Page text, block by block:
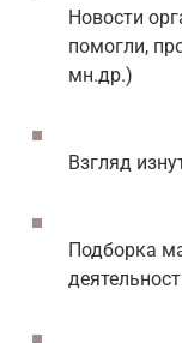
Новости
помогли,
мн.др.)
Взгляд
Подборка